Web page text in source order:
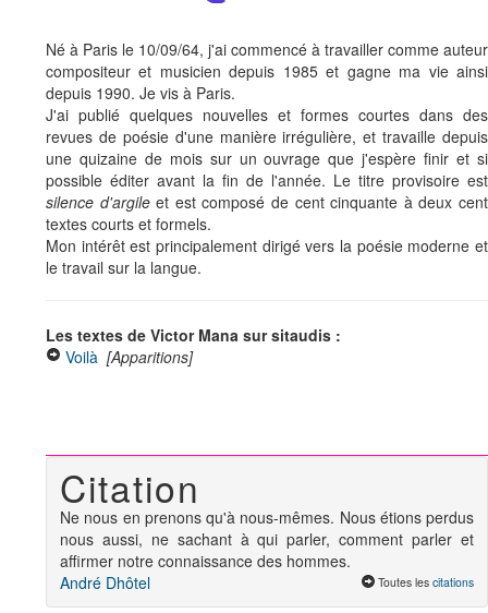
Né à Paris le 10/09/64, j'ai commencé à travailler comme auteur
compositeur et musicien depuis 1985 et gagne ma vie ainsi
depuis 1990. Je vis à Paris.
J'ai publié quelques nouvelles et formes courtes dans des
revues de poésie d'une manière irrégulière, et travaille depuis
une quizaine de mois sur un ouvrage que j'espère finir et si
possible éditer avant la fin de l'année. Le titre provisoire est
silence d'argileet est composé de cent cinquante à deux cent
textes courts et formels.
Mon intérêt est principalement dirigé vers la poésie moderne et
le travail sur la langue.
Les textes de Victor Mana sur sitaudis :
Voilà [Apparitions]
Citation
Ne nous en prenons qu'à nous-mêmes. Nous étions perdus
nous aussi, ne sachant à qui parler, comment parler et
affirmer notre connaissance des hommes.
André Dhôtel
Toutes les citations